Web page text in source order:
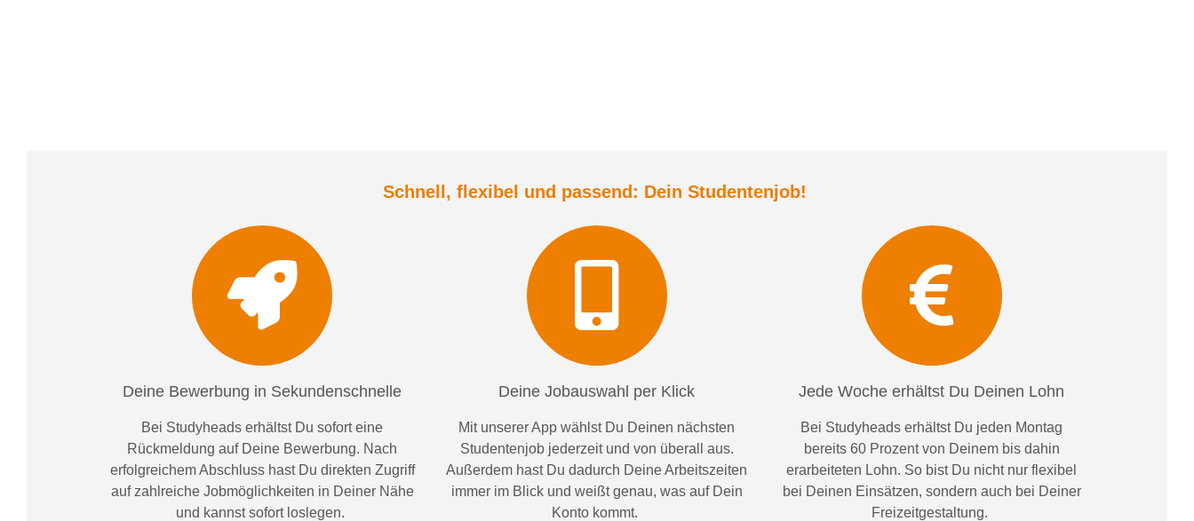
Schnell, flexibel und passend: Dein Studentenjob!
Deine Bewerbung in Sekundenschnelle
Bei Studyheads erhältst Du sofort eine
Rückmeldung auf Deine Bewerbung. Nach
erfolgreichem Abschluss hast Du direkten Zugriff
auf zahlreiche Jobmöglichkeiten in Deiner Nähe
und kannst sofort loslegen.
Deine Jobauswahl per Klick
Mit unserer App wählst Du Deinen nächsten
Studentenjob jederzeit und von überall aus.
Außerdem hast Du dadurch Deine Arbeitszeiten
immer imBlick und weißtgenau, was auf Dein
Konto kommt.
Jede Woche erhältst Du Deinen Lohn
Bei Studyheads erhältst Du jeden Montag
bereits 60 Prozent von Deinem bis dahin
erarbeiteten Lohn. So bist Du nicht nur flexibel
bei Deinen Einsätzen, sondern auch bei Deiner
Freizeitgestaltung.